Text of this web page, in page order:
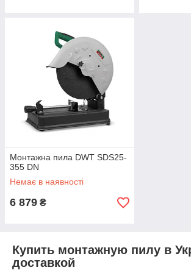
Монтажна пила DWT SDS25-
355 DN
Немає в наявності
6 879 ₴
Купить монтажную пилу в
доставкой